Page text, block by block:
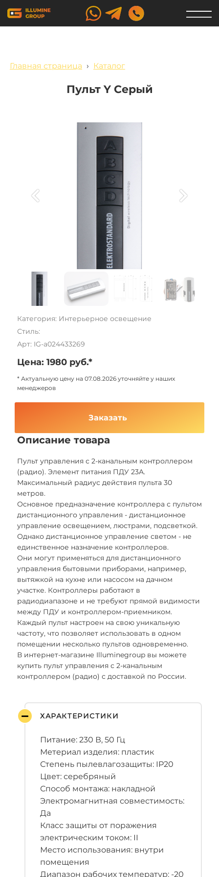
Главная страница › Каталог
Пульт Y Серый
Категория: Интерьерное освещение
Стиль:
Арт: IG-a024433269
Цена: 1980 руб.*
* Актуальную цену на 07.08.2026 уточняйте у наших
менеджеров
Заказать
Описание товара
Пульт управления с 2-канальным контроллером
(радио). Элемент питания ПДУ 23A.
Максимальный радиус действия пульта 30
метров.
Основное предназначение контроллера с пультом
дистанционного управления - дистанционное
управление освещением, люстрами, подсветкой.
Однако дистанционное управление светом - не
единственное назначение контроллеров.
Они могут применяться для дистанционного
управления бытовыми приборами, например,
вытяжкой на кухне или насосом на дачном
участке. Контроллеры работают в
радиодиапазоне и не требуют прямой видимости
между ПДУ и контроллером-приемником.
Каждый пульт настроен на свою уникальную
частоту, что позволяет использовать в одном
помещении несколько пультов одновременно.
В интернет-магазине Illuminegroup вы можете
купить пульт управления с 2-канальным
контроллером (радио) с доставкой по России.
ХАРАКТЕРИСТИКИ
Питание: 230 В, 50 Гц
Метериал изделия: пластик
Степень пылевлагозащиты: IP20
Цвет: серебряный
Способ монтажа: накладной
Электромагнитная совместимость:
Да
Класс защиты от поражения
электрическим током: II
Место использования: внутри
помещения
Диапазон рабочих температур: -20